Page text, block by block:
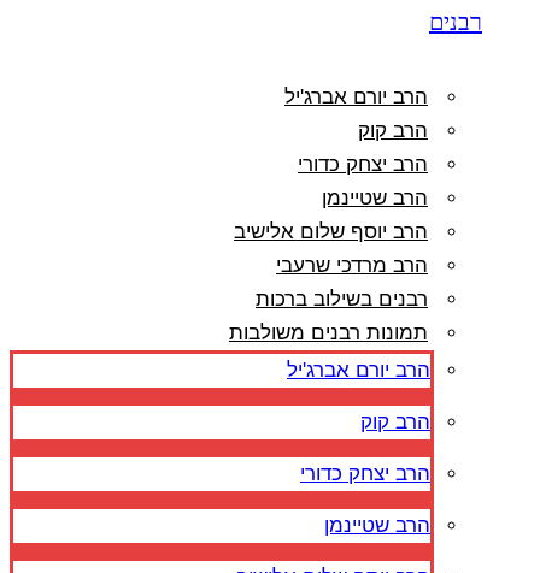
רבנים
הרב יורם אברג'יל
הרב קוק
הרב יצחק כדורי
הרב שטיינמן
הרב יוסף שלום אלישיב
הרב מרדכי שרעבי
רבנים בשילוב ברכות
תמונות רבנים משולבות
הרב יורם אברג'יל
הרב קוק
הרב יצחק כדורי
הרב שטיינמן